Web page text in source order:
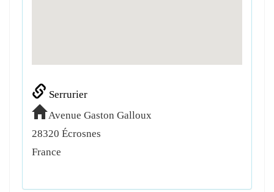
Serrurier
Avenue Gaston Galloux
28320 Écrosnes
France